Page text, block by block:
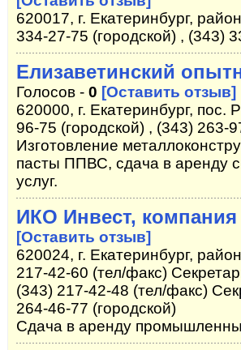
620017, г. Екатеринбург,
334-27-75 (городской) , (343)
Елизаветинский
Голосов - 0 [Оставить отзыв]
620000, г. Екатеринбург,
96-75 (городской) , (343) 263-
Изготовление
пасты ППВС, сдача в аренду
услуг.
ИКО Инвест, компания
[Оставить отзыв]
620024, г. Екатеринбург,
217-42-60 (тел/факс)
(343) 217-42-48 (тел/факс)
264-46-77 (городской)
Сдача в аренду